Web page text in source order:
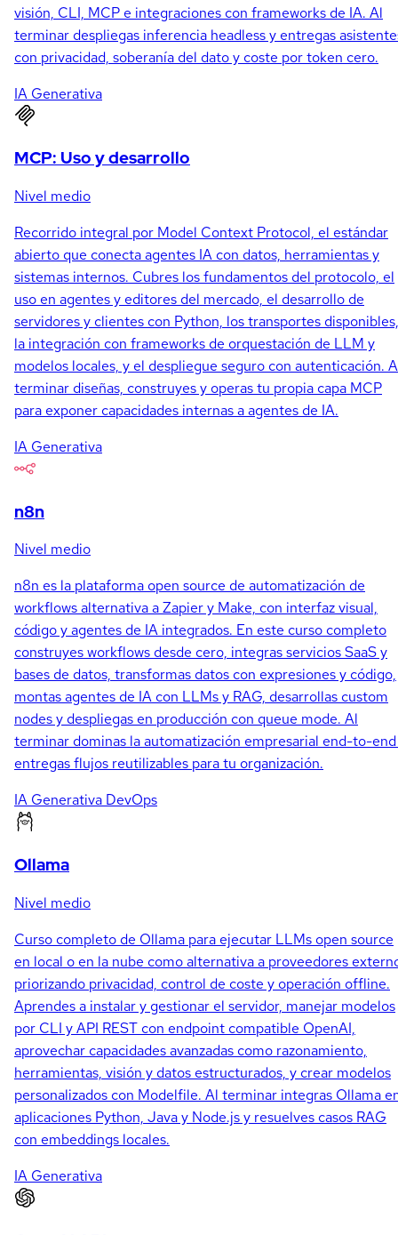
visión, CLI, MCP e integraciones con frameworks de IA. Al
terminar despliegas inferencia headless y entregas
con privacidad, soberanía del dato y coste por token cero.
IA Generativa
MCP: Uso y desarrollo
Nivel medio
Recorrido integral por Model Context Protocol, el estándar
abierto que conecta agentes IA con datos, herramientas y
sistemas internos. Cubres los fundamentos del protocolo, el
uso en agentes y editores del mercado, el desarrollo de
servidores y clientes con Python, los transportes disponibles,
la integración con frameworks de orquestación de LLM y
modelos locales, y el despliegue seguro con autenticación.
terminar diseñas, construyes y operas tu propia capa MCP
para exponer capacidades internas a agentes de IA.
IA Generativa
n8n
Nivel medio
n8n es la plataforma open source de automatización de
workflows alternativa a Zapier y Make, con interfaz visual,
código y agentes de IA integrados. En este curso completo
construyes workflows desde cero, integras servicios SaaS y
bases de datos, transformas datos con expresiones y código,
montas agentes de IA con LLMs y RAG, desarrollas custom
nodes y despliegas en producción con queue mode. Al
terminar dominas la automatización empresarial end-to-
entregas flujos reutilizables para tu organización.
IA Generativa DevOps
Ollama
Nivel medio
Curso completo de Ollama para ejecutar LLMs open source
en local o en la nube como alternativa a proveedores
priorizando privacidad, control de coste y operación offline.
Aprendes a instalar y gestionar el servidor, manejar modelos
por CLI y API REST con endpoint compatible OpenAI,
aprovechar capacidades avanzadas como razonamiento,
herramientas, visión y datos estructurados, y crear modelos
personalizados con Modelfile. Al terminar integras Ollama
aplicaciones Python, Java y Node.js y resuelves casos RAG
con embeddings locales.
IA Generativa